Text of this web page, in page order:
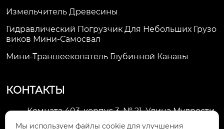
Измельчитель Древесины
Гидравлический Погрузчик Для Небольших Грузо
Виков Мини-Самосвал
Мини-Траншеекопатель Глубинной Канавы
КОНТАКТЫ
Комната 403, корпус 3, № 21, Улица Мудрости,
Зона экономического развития Хуэйшань,
Мы используем файлы cookie для улучшения